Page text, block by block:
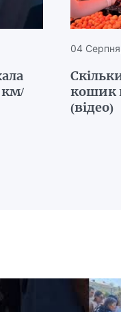
км/
04
кошик
(відео)